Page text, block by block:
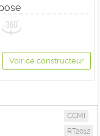
Voir ce constructeur
CCMI
RT2012